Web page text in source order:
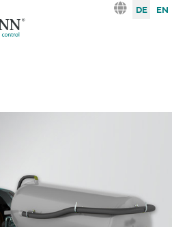
Sprache
DE EN